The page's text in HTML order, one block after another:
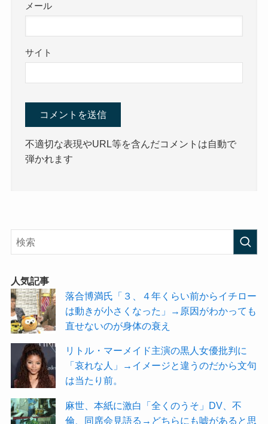
メール
サイト
不適切な表現やURL等を含んだコメントは自動で
弾かれます
人気記事
落合博満氏「３、４年くらい前からイチロー
は動きが小さくなった」→原因がわかっても
直せないのが身体の衰え
リトル・マーメイド主演の黒人女優批判に
「哀れな人」→イメージと違うのだから文句
は当たり前。
麻世、本紙に激白「全くのうそ」DV、不
倫、同席会見語る→どちらにも嘘があると思